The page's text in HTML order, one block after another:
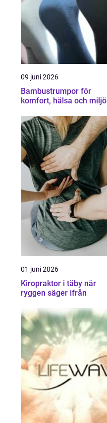
09 juni 2026
Bambustrumpor för
komfort, hälsa och miljö
01 juni 2026
Kiropraktor i täby när
ryggen säger ifrån